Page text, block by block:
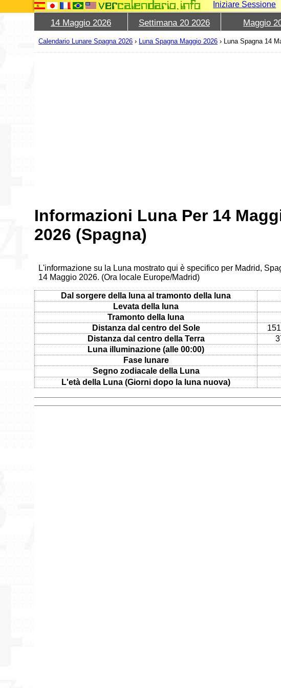
Iniziare Sessione
14 Maggio 2026 Settimana 20 2026 Maggio
Calendario Lunare Spagna 2026 › Luna Spagna Maggio 2026 › Luna Spagna 14
Informazioni Luna Per 14
2026 (Spagna)
L'informazione su la Luna mostrato qui è specifico per Madrid,
14 Maggio 2026. (Ora locale Europe/Madrid)
Dal sorgere della luna al tramonto della luna
Levata della luna
Tramonto della luna
Distanza dal centro del Sole
Distanza dal centro della Terra
Luna illuminazione (alle 00:00)
Fase lunare
Segno zodiacale della Luna
L'età della Luna (Giorni dopo la luna nuova)